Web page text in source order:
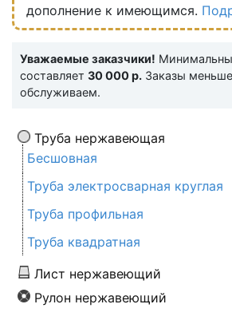
дополнение к имеющимся.
Уважаемые заказчики!
составляет 30 000 р. Заказы
обслуживаем.
Труба нержавеющая
Бесшовная
Труба электросварная круглая
Труба профильная
Труба квадратная
Лист нержавеющий
Рулон нержавеющий